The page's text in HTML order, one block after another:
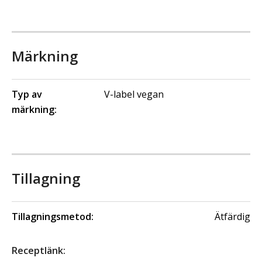
Märkning
Typ av
märkning:
V-label vegan
Tillagning
Tillagningsmetod: Ätfärdig
Receptlänk: